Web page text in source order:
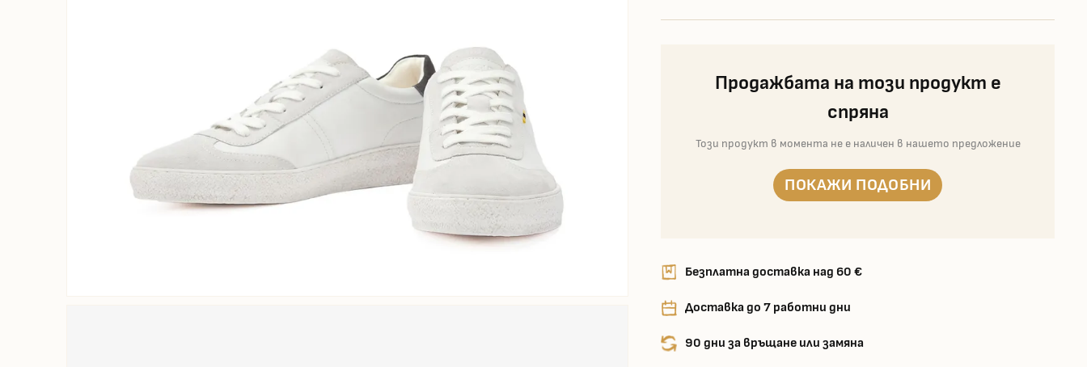
Продажбата на този продукт е
спряна
Този продукт в момента не е наличен в нашето предложение
ПОКАЖИ ПОДОБНИ
Безплатна доставка над 60 €
Доставка до 7 работни дни
90 дни за връщане или замяна